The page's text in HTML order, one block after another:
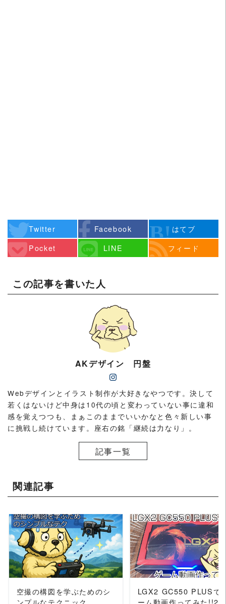
Twitter Facebook
はてブ
Pocket
LINE フィード
この記事を書いた人
AKデザイン 円盤
Webデザインとイラスト制作が大好きなやつです。決して
若くはないけど中身は10代の頃と変わっていない事に違和
感を覚えつつも、まぁこのままでいいかなと色々新しい事
に挑戦し続けています。座右の銘「継続は力なり」。
記事一覧
関連記事
READ MORE
空撮の構図を学ぶためのシ
ンプルなテクニック
READ MORE
LGX2 GC550 PLUSで
ーム動画作ってみた